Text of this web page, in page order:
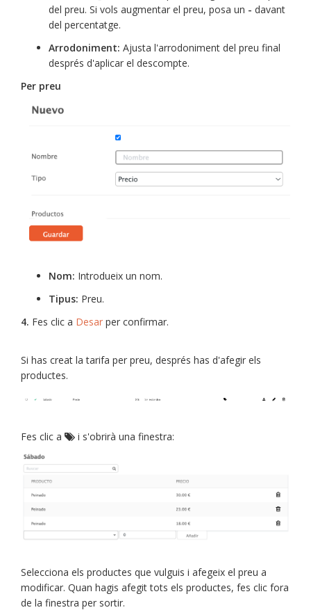
del preu. Si vols augmentar el preu, posa un - davant
del percentatge.
Arrodoniment: Ajusta l'arrodoniment del preu final
després d'aplicar el descompte.
Per preu
Nom: Introdueix un nom.
Tipus: Preu.
4. Fes clic a Desar per confirmar.
Si has creat la tarifa per preu, després has d'afegir els
productes.
Fes clic a i s'obrirà una finestra:
Selecciona els productes que vulguis i afegeix el preu a
modificar. Quan hagis afegit tots els productes, fes clic fora
de la finestra per sortir.